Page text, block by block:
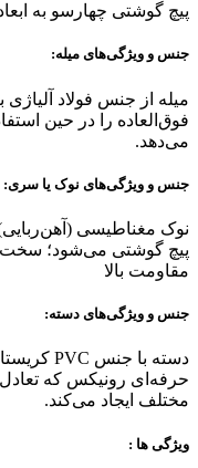
پیچ گوشتی چهارسو به ابعاد 150×5
جنس و ویژگی‌های میله‌:
میله‌ از جنس فولاد
فوق‌العاده را در حین
می‌دهد.
جنس و ویژگی‌های نوک یا سری:
نوک مغناطیسی
پیچ گوشتی‌ می‍‌شود؛
مقاومت بالا
جنس و ویژگی‌های دسته‌:
دسته با جنس PVC
حرفه‌ای رونیکس که
مختلف ایجاد می‌کند.
ویژگی ها :